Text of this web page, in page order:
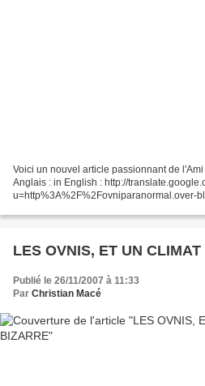
Voici un nouvel article passionnant de
Anglais : in English : http://
u=http%3A%2F%2Fovniparanormal.over-
CLAUDE...
LES OVNIS, ET UN
Publié le 26/11/2007 à 11:33
Par Christian Macé